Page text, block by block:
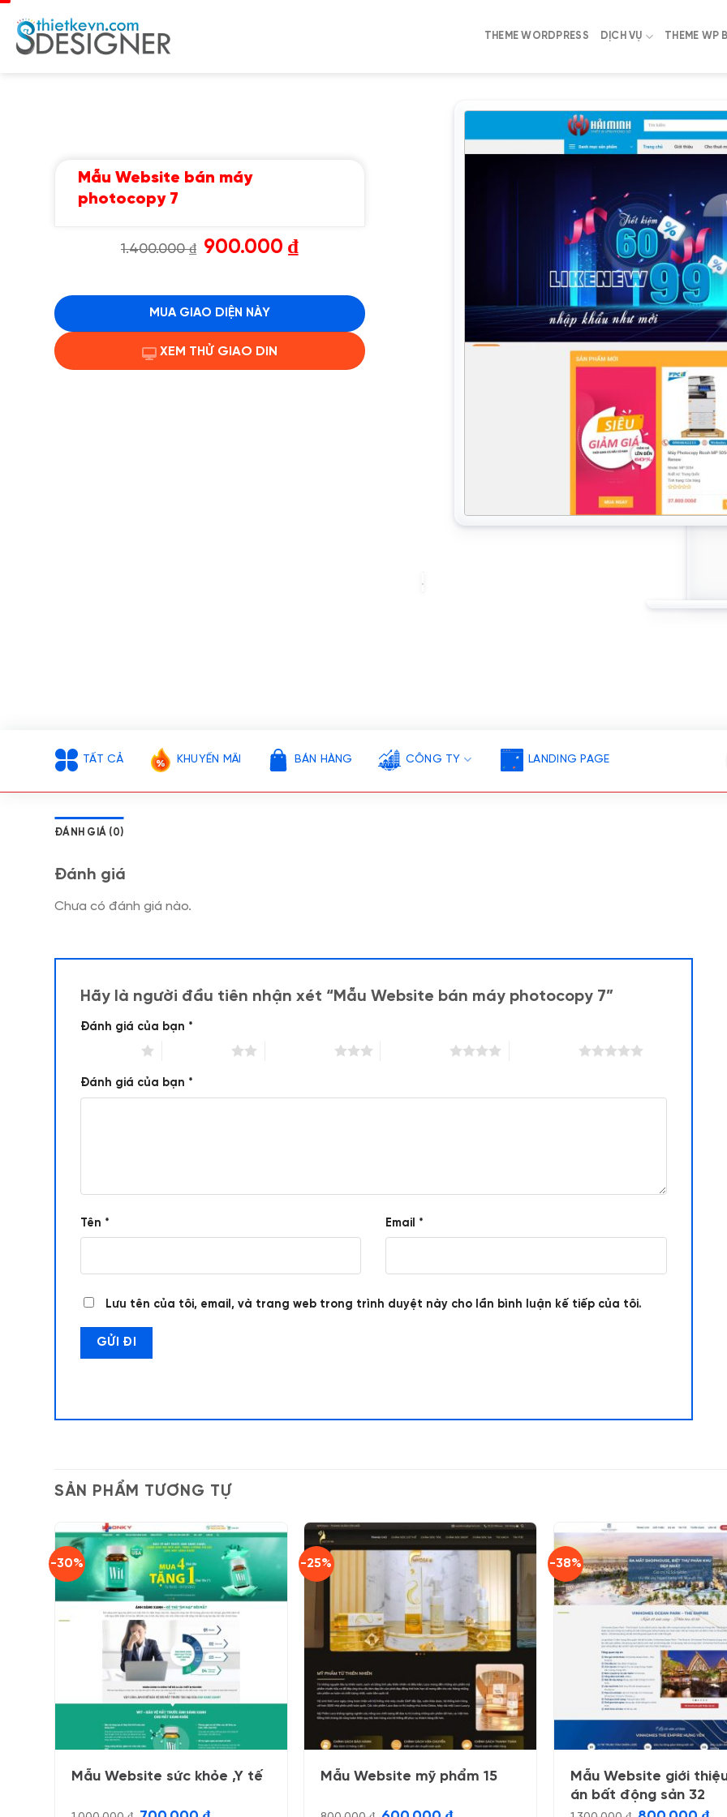
đến
nội
THEME WORDPRESS DỊCH VỤ THEME WP
Mẫu Website bán máy
photocopy 7
1.400.000₫
Giá
gốc
900.000₫Giá
hiện
900.000 ₫.
MUA GIAO DIỆN NÀY
XEM THỬ GIAO DIN
TẤT CẢ KHUYẾN MÃI BÁN HÀNG CÔNG TY LANDING PAGE
ĐÁNH GIÁ (0)
Đánh giá
Chưa có đánh giá nào.
Hãy là người đầu tiên nhận xét “Mẫu Website bán máy photocopy 7”
Đánh giá của bạn *
Đánh giá của bạn *
Tên * Email *
Lưu tên của tôi, email, và trang web trong trình duyệt này cho lần bình luận kế tiếp của tôi.
SẢN PHẨM TƯƠNG TỰ
-30%
Mẫu Website sức khỏe ,Y tế
Giá
Giá
-25%
Mẫu Website mỹ phẩm 15
Giá
Giá
-38%
Mẫu Website giới
án bất động sản 32
Giá
Giá